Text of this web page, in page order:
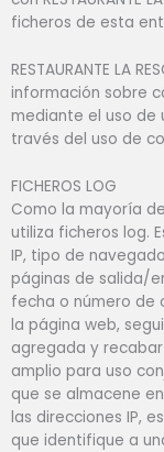
ficheros de esta
RESTAURANTE LA
información sobre
mediante el uso de
través del uso de
FICHEROS LOG
Como la mayoría de
utiliza ficheros log.
IP, tipo de
páginas de salida/
fecha o número de
la página web,
agregada y
amplio para uso
que se almacene
las direcciones IP,
que identifique a